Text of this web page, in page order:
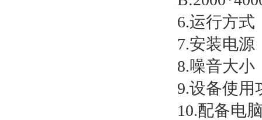
6.运行方式
7.安装电源
8.噪音大
9.设备使用
10.配备电